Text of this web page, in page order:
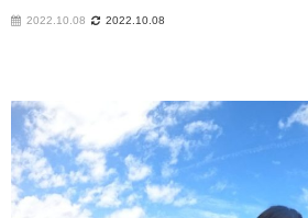
2022.10.08 2022.10.08